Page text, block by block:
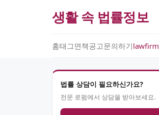
생활 속 법률정보
홈태그면책공고문의하기lawfirm
법률 상담이 필요하신가요?
전문 로펌에서 상담을 받아보세요.